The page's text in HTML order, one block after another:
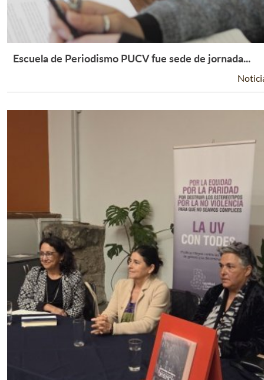
Leer Más +
Escuela de Periodismo PUCV fue sede de jornada...